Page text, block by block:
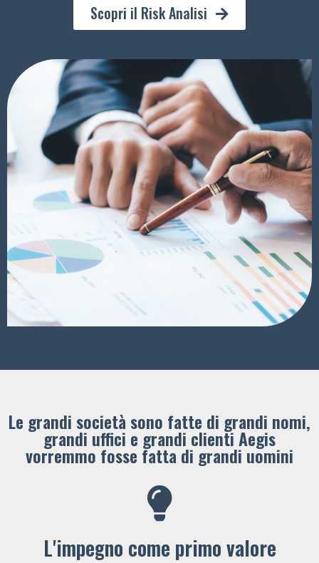
Scopri il Risk Analisi
Le grandi società sono fatte di grandi nomi,
grandi uffici e grandi clienti ​Aegis
vorremmo fosse fatta di grandi uomini
L'impegno come primo valore